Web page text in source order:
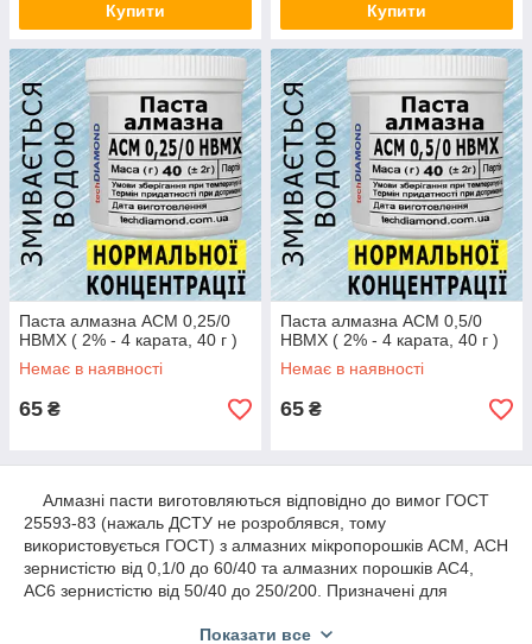
Купити Купити
Паста алмазна АСМ 0,25/0
НВМХ ( 2% - 4 карата, 40 г )
Немає в наявності
65 ₴
Паста алмазна АСМ 0,5/0
НВМХ ( 2% - 4 карата, 40 г )
Немає в наявності
65 ₴
Алмазні пасти виготовляються відповідно до вимог ГОСТ
25593-83 (нажаль ДСТУ не розроблявся, тому
використовується ГОСТ) з алмазних мікропорошків АСМ, АСН
зернистістю від 0,1/0 до 60/40 та алмазних порошків АС4,
АС6 зернистістю від 50/40 до 250/200. Призначені для
неметалевих матеріалів.Показати все